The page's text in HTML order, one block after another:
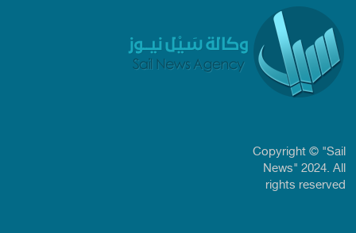
Copyright © "Sail
News" 2024. All
rights reserved